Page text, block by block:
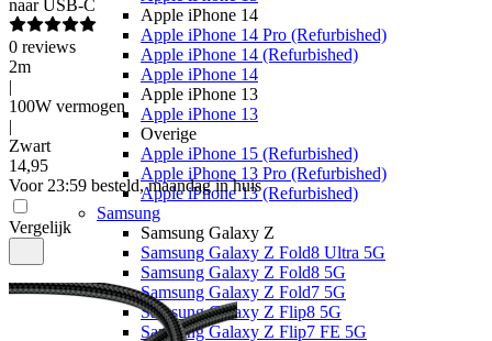
Apple iPhone 14
Apple iPhone 14 Pro (Refurbished)
Apple iPhone 14 (Refurbished)
Apple iPhone 14
Apple iPhone 13
Apple iPhone 13
Overige
Apple iPhone 15 (Refurbished)
Apple iPhone 13 Pro (Refurbished)
Apple iPhone 13 (Refurbished)
Samsung
Samsung Galaxy Z
Samsung Galaxy Z Fold8 Ultra 5G
Samsung Galaxy Z Fold8 5G
Samsung Galaxy Z Fold7 5G
Samsung Galaxy Z Flip8 5G
Samsung Galaxy Z Flip7 FE 5G
naar USB-C
0 reviews
2m
|
100W vermogen
|
Zwart
14,95
Voor 23:59 besteld, maandag in huis
Vergelijk